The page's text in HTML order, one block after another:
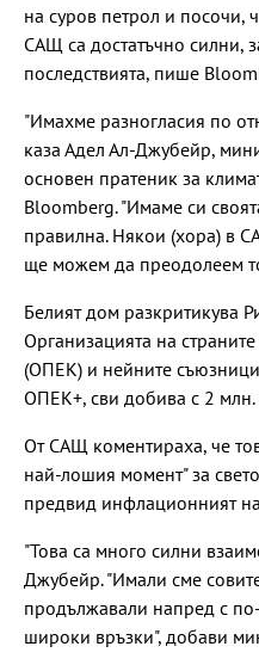
на суров петрол и посочи,
САЩ са достатъчно силни,
последствията, пише
"Имахме разногласия по
каза Адел Ал-Джубейр,
основен пратеник за
Bloomberg. "Имаме си
правилна. Някои (хора) в
ще можем да преодолеем
Белият дом разкритикува
Организацията на
(ОПЕК) и нейните
ОПЕК+, сви добива с 2
От САЩ коментираха, че
най-лошия момент" за
предвид инфлационният
"Това са много силни
Джубейр. "Имали сме
продължавали напред с
широки връзки", добави